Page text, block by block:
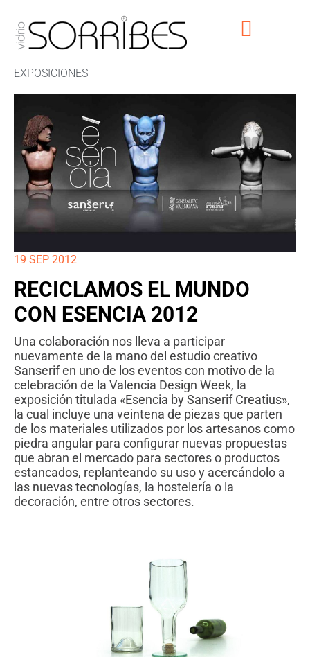
EXPOSICIONES
19 SEP 2012
RECICLAMOS EL MUNDO
CON ESENCIA 2012
Una colaboración nos lleva a participar
nuevamente de la mano del estudio creativo
Sanserif en uno de los eventos con motivo de la
celebración de la Valencia Design Week, la
exposición titulada «Esencia by Sanserif Creatius»,
la cual incluye una veintena de piezas que parten
de los materiales utilizados por los artesanos como
piedra angular para configurar nuevas propuestas
que abran el mercado para sectores o productos
estancados, replanteando su uso y acercándolo a
las nuevas tecnologías, la hostelería o la
decoración, entre otros sectores.